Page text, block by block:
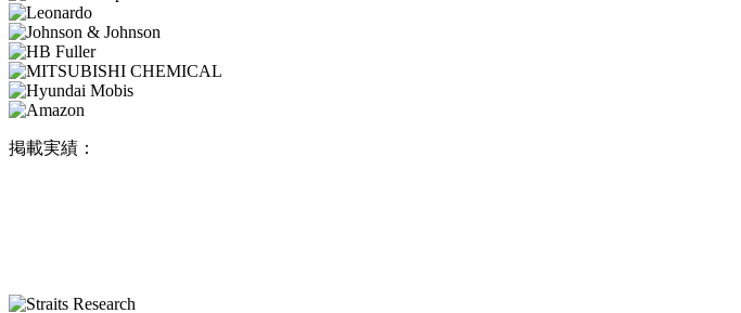
掲載実績：